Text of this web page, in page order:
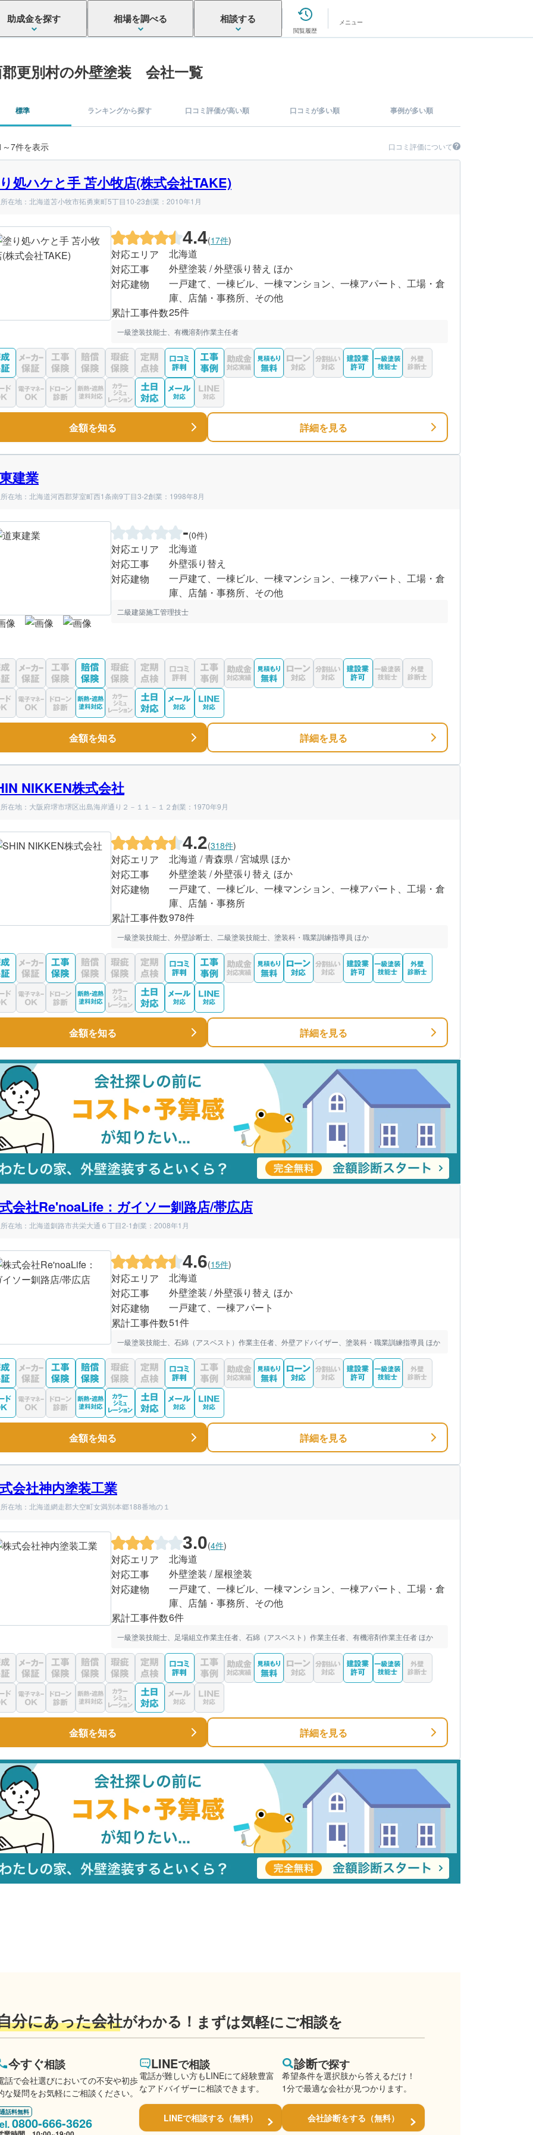
助成金を探す 相場を調べる 相談する
閲覧履歴
メニュー
郡更別村の外壁塗装 会社一覧
標準 ランキングから探す 口コミ評価が高い順 口コミが多い順 事例が多い順
7件を表示 口コミ評価について
処ハケと手 苫小牧店(株式会社TAKE)
在地：北海道苫小牧市拓勇東町5丁目10-23創業：2010年1月
4.4(17件)
対応エリア
北海道
対応工事
外壁塗装 / 外壁張り替え ほか
対応建物
一戸建て、一棟ビル、一棟マンション、一棟アパート、工場・倉
庫、店舗・事務所、その他
累計工事件数25件
一級塗装技能士、有機溶剤作業主任者
金額を知る 詳細を見る
建業
在地：北海道河西郡芽室町西1条南9丁目3-2創業：1998年8月
-(0件)
対応エリア
北海道
対応工事
外壁張り替え
対応建物
一戸建て、一棟ビル、一棟マンション、一棟アパート、工場・倉
庫、店舗・事務所、その他
二級建築施工管理技士
金額を知る 詳細を見る
NIKKEN株式会社
在地：大阪府堺市堺区出島海岸通り２－１１－１２創業：1970年9月
4.2(318件)
対応エリア
北海道 / 青森県 / 宮城県 ほか
対応工事
外壁塗装 / 外壁張り替え ほか
対応建物
一戸建て、一棟ビル、一棟マンション、一棟アパート、工場・倉
庫、店舗・事務所
累計工事件数978件
一級塗装技能士、外壁診断士、二級塗装技能士、塗装科・職業訓練指導員 ほか
金額を知る 詳細を見る
会社Re'noaLife：ガイソー釧路店/帯広店
在地：北海道釧路市共栄大通６丁目2-1創業：2008年1月
4.6(15件)
対応エリア
北海道
対応工事
外壁塗装 / 外壁張り替え ほか
対応建物
一戸建て、一棟アパート
累計工事件数51件
一級塗装技能士、石綿（アスベスト）作業主任者、外壁アドバイザー、塗装科・職業訓練指導員 ほか
金額を知る 詳細を見る
会社神内塗装工業
在地：北海道網走郡大空町女満別本郷188番地の１
3.0(4件)
対応エリア
北海道
対応工事
外壁塗装 / 屋根塗装
対応建物
一戸建て、一棟ビル、一棟マンション、一棟アパート、工場・倉
庫、店舗・事務所、その他
累計工事件数6件
一級塗装技能士、足場組立作業主任者、石綿（アスベスト）作業主任者、有機溶剤作業主任者 ほか
金額を知る 詳細を見る
分にあった会社がわかる！ まずは気軽にご相談を
今すぐ相談
話で会社選びにおいての不安や初歩
な疑問をお気軽にご相談ください。
通話料無料
0800-666-3626
LINEで相談
電話が難しい方もLINEにて経験豊富
なアドバイザーに相談できます。
LINEで相談する（無料）
診断で探す
希望条件を選択肢から答えるだけ！
1分で最適な会社が見つかります。
会社診断をする（無料）